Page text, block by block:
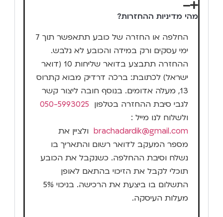
מהי מדיניות ההחזרות?
החלפה או החזרה של כובע תתאפשר תוך 7
ימי עסקים ורק במידה והכובע לא נלבש.
ההחזרה תתבצע בדואר שליחות 10 (דואר
ישראל) לכתובת: ברכה דרדיק מבוא קתרוס
13, מעלה אדומים. בנוסף חובה ליצור קשר
לגבי סיבת ההחזרה בטלפון 050-5993025
ולשלוח לנו מייל :
brachadardik@gmail.com ולציין את
מספר המעקב לדואר רשום והתאריך בו
נשלח וסיבת ההחלפה. כשנקבל את הכובע
תוכלי לקבל את הזיכוי בהתאם לאופן
התשלום בו ביצעת את הרכישה. בניכוי 5%
מעלות העיסקה.